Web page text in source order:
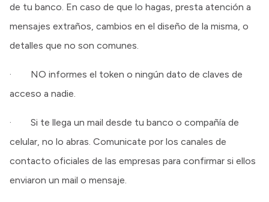
de tu banco. En caso de que lo hagas, presta atención a
mensajes extraños, cambios en el diseño de la misma, o
detalles que no son comunes.
· NO informes el token o ningún dato de claves de
acceso a nadie.
· Si te llega un mail desde tu banco o compañía de
celular, no lo abras. Comunicate por los canales de
contacto oficiales de las empresas para confirmar si ellos
enviaron un mail o mensaje.